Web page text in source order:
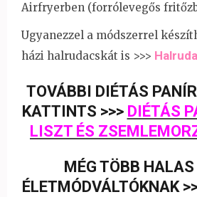
Airfryerben (forrólevegős
Ugyanezzel a módszerrel
házi halrudacskát is >>>
TOVÁBBI DIÉTÁS
KATTINTS >>> DIÉTÁS
LISZT ÉS
MÉG TÖBB HALAS
ÉLETMÓDVÁLTÓKNAK